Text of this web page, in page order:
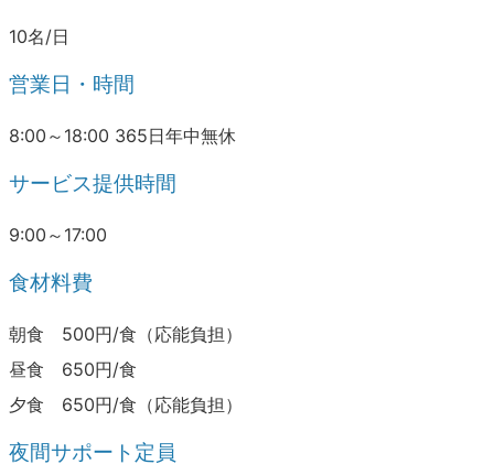
10名/日
営業日・時間
8:00～18:00 365日年中無休
サービス提供時間
9:00～17:00
食材料費
朝食 500円/食（応能負担）
昼食 650円/食
夕食 650円/食（応能負担）
夜間サポート定員